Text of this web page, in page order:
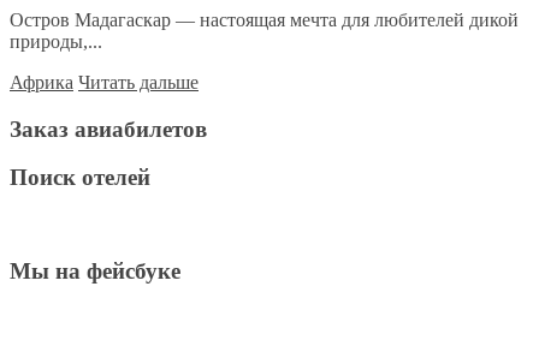
Остров Мадагаскар — настоящая мечта для любителей дикой
природы,...
Африка Читать дальше
Заказ авиабилетов
Поиск отелей
Мы на фейсбуке